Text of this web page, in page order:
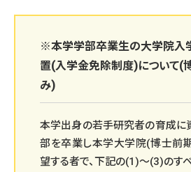
※本学学部卒業生の大学院入
置(入学金免除制度)について(
み)
本学出身の若手研究者の育成に
部を卒業し本学大学院(博士前
望する者で、下記の(1)～(3)のす